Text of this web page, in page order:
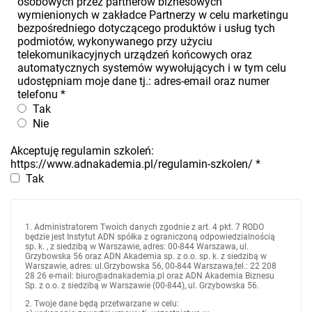
wymienionych w zakładce Partnerzy w celu marketingu
bezpośredniego dotyczącego produktów i usług tych
podmiotów, wykonywanego przy użyciu
telekomunikacyjnych urządzeń końcowych oraz
automatycznych systemów wywołujących i w tym celu
udostępniam moje dane tj.: adres-email oraz numer
telefonu *
Tak
Nie
Akceptuję regulamin szkoleń:
https://www.adnakademia.pl/regulamin-szkolen/ *
Tak
1. Administratorem Twoich danych zgodnie z art. 4 pkt. 7 RODO
będzie jest Instytut ADN spółka z ograniczoną odpowiedzialnością
sp. k. , z siedzibą w Warszawie, adres: 00-844 Warszawa, ul.
Grzybowska 56 oraz ADN Akademia sp. z o.o. sp. k. z siedzibą w
Warszawie, adres: ul.Grzybowska 56, 00-844 Warszawa,tel.: 22 208
28 26 e-mail: biuro@adnakademia.pl oraz ADN Akademia Biznesu
Sp. z o.o. z siedzibą w Warszawie (00-844), ul. Grzybowska 56.
2. Twoje dane będą przetwarzane w celu: